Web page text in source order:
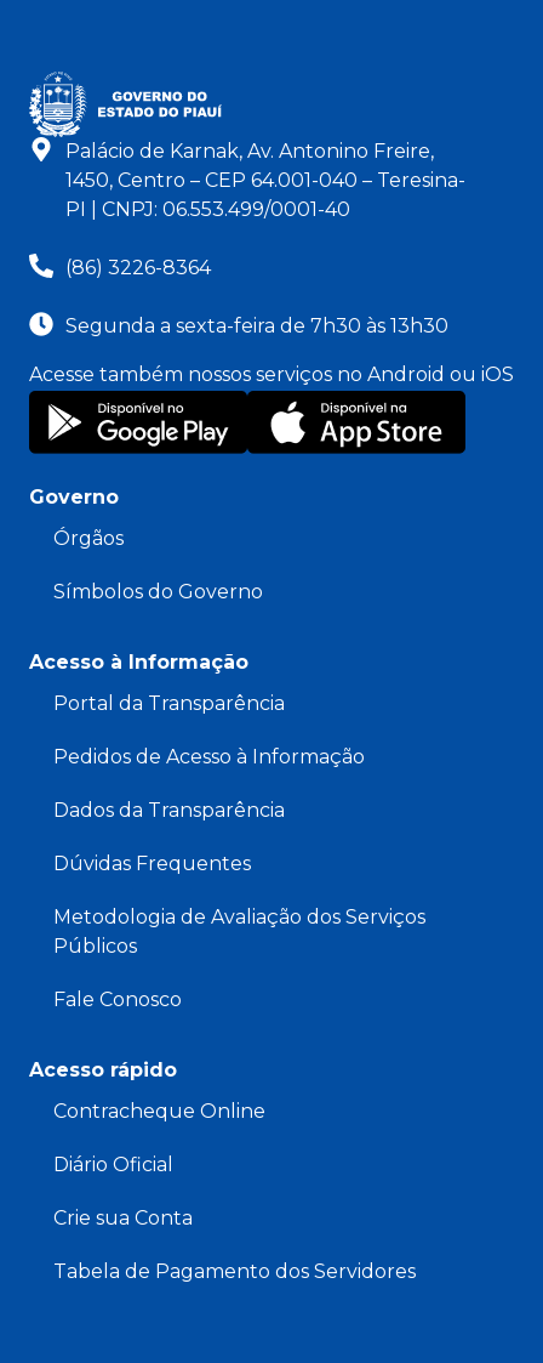
Palácio de Karnak, Av. Antonino Freire,
1450, Centro – CEP 64.001-040 – Teresina-
PI | CNPJ: 06.553.499/0001-40
(86) 3226-8364
Segunda a sexta-feira de 7h30 às 13h30
Acesse também nossos serviços no Android ou iOS
Governo
Órgãos
Símbolos do Governo
Acesso à Informação
Portal da Transparência
Pedidos de Acesso à Informação
Dados da Transparência
Dúvidas Frequentes
Metodologia de Avaliação dos Serviços
Públicos
Fale Conosco
Acesso rápido
Contracheque Online
Diário Oficial
Crie sua Conta
Tabela de Pagamento dos Servidores